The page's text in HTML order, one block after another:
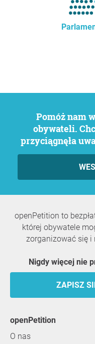
Pomóż nam wzmocnić uczestnictwo
obywateli.
przyciągnęła
openPetition to
której obywatele
zorganizować się
Nigdy więcej nie
ZAPISZ
openPetition
O nas